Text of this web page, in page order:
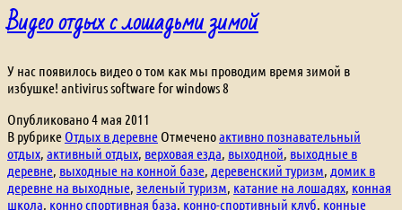
Видео отдых с лошадьми зимой
У нас появилось видео о том как мы проводим время зимой в
избушке! antivirus software for windows 8
Опубликовано4 мая 2011
В рубрике Отдых в деревне Отмеченоактивно познавательный
отдых, активный отдых, верховая езда, выходной, выходные в
деревне, выходные на конной базе, деревенский туризм, домик в
деревне на выходные, зеленый туризм, катание на лошадях, конная
школа, конно спортивная база, конно-спортивный клуб, конные